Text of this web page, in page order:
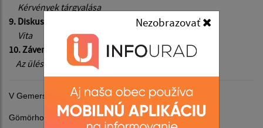
Nezobrazovať
Kérvények tárgyalása
9. Diskusia
Vita
10. Záver
Az ülés berekesztése
V Gemerskej Hôrke, dňa 05. 4. 2019
Gömörhorka, 2019. 4. 05.